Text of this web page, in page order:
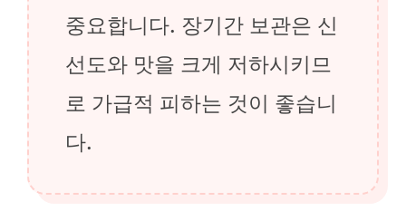
중요합니다. 장기간 보관은 신
선도와 맛을 크게 저하시키므
로 가급적 피하는 것이 좋습니
다.